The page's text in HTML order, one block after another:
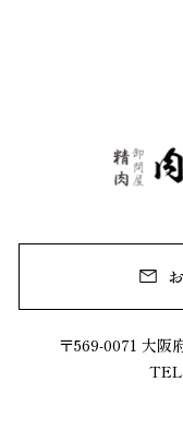
〒569-0071 大阪
TEL